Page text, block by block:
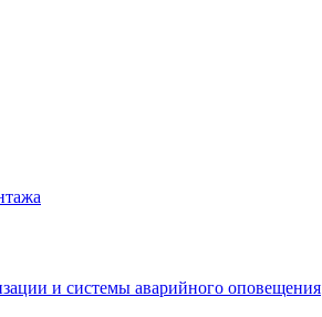
и системы аварийного оповещения